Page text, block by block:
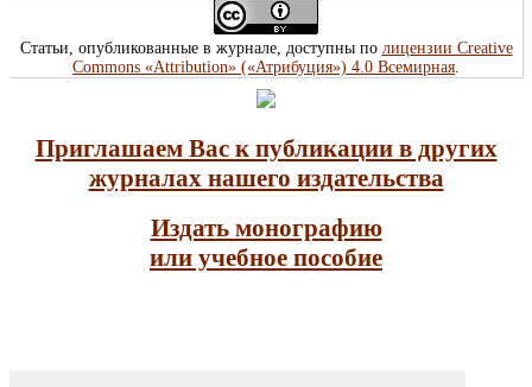
Статьи, опубликованные в журнале, доступны по лицензии Creative
Commons «Attribution» («Атрибуция») 4.0 Всемирная.
Приглашаем Вас к публикации в других
журналах нашего издательства
Издать монографию
или учебное пособие